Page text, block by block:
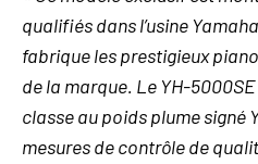
qualifiés dans l’usine
fabrique les prestigieux
de la marque. Le YH-
classe au poids plume signé
mesures de contrôle de